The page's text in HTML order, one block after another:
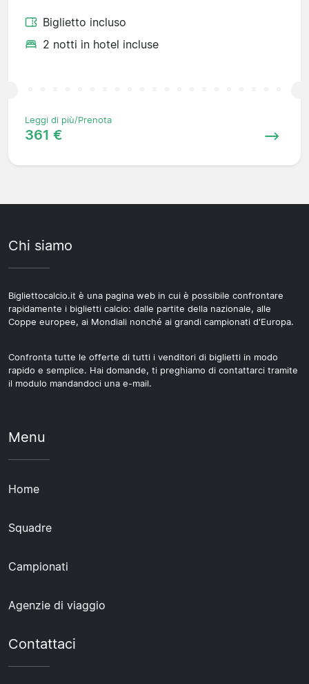
Biglietto incluso
2 notti in hotel incluse
Leggi di più/Prenota
361 €
Chi siamo
Bigliettocalcio.it è una pagina web in cui è possibile confrontare
rapidamente i biglietti calcio: dalle partite della nazionale, alle
Coppe europee, ai Mondiali nonché ai grandi campionati d'Europa.
Confronta tutte le offerte di tutti i venditori di biglietti in modo
rapido e semplice. Hai domande, ti preghiamo di contattarci tramite
il modulo mandandoci una e-mail.
Menu
Home
Squadre
Campionati
Agenzie di viaggio
Contattaci